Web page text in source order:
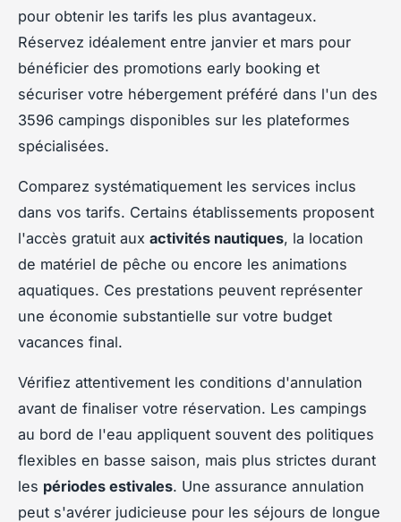
pour obtenir les tarifs les plus avantageux.
Réservez idéalement entre janvier et mars pour
bénéficier des promotions early booking et
sécuriser votre hébergement préféré dans l'un des
3596 campings disponibles sur les plateformes
spécialisées.
Comparez systématiquement les services inclus
dans vos tarifs. Certains établissements proposent
l'accès gratuit aux activités nautiques, la location
de matériel de pêche ou encore les animations
aquatiques. Ces prestations peuvent représenter
une économie substantielle sur votre budget
vacances final.
Vérifiez attentivement les conditions d'annulation
avant de finaliser votre réservation. Les campings
au bord de l'eau appliquent souvent des politiques
flexibles en basse saison, mais plus strictes durant
les périodes estivales. Une assurance annulation
peut s'avérer judicieuse pour les séjours de longue